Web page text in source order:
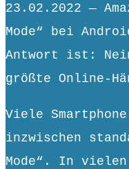
23.02.2022 —
Mode“ bei
Antwort ist:
größte Online-
Viele
inzwischen
Mode“. In